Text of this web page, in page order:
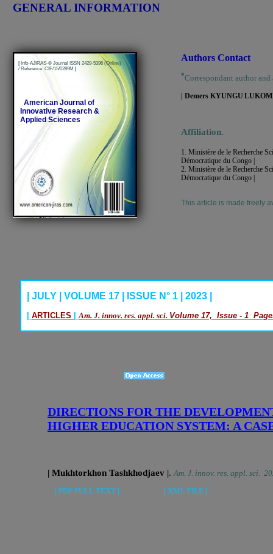
GENERAL INFORMATION
| Info-AJIRAS-® Journal ISSN 2429-5396 (Online)
/ Reference CIF/15/0289M |
American Journal of
Innovative Research &
Applied Sciences
Authors Contact
*Correspondant author
| Demers KYUNGU
Affiliation.
1. Ministère de le Recherche
Démocratique du Congo |
2. Ministère de le Recherche
Démocratique du Congo |
This article is made freely
| JULY | VOLUME 17 | ISSUE N° 1 | 2023 |
| ARTICLES | Am. J. innov. res. appl. sci. Volume 17, Issue - 1
DIRECTIONS FOR THE
HIGHER EDUCATION SYSTEM: A
| Mukhtorkhon Tashkhodjaev |. Am. J. innov. res. appl. sci.
| PDF FULL TEXT | | XML FILE |